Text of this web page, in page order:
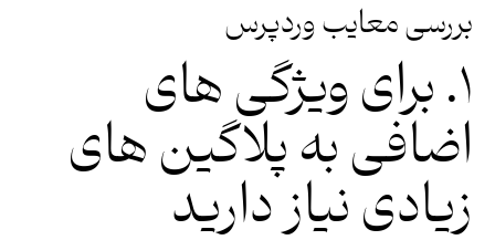
بررسی معایب وردپرس
۱. برای ویژگی های
اضافی به پلاگین های
زیادی نیاز دارید